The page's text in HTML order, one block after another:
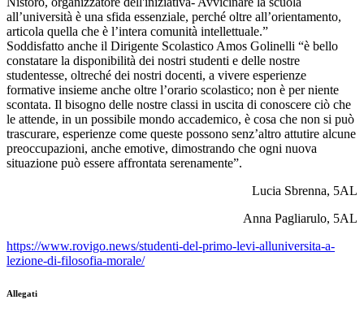
all’università è una sfida essenziale, perché oltre all’orientamento,
articola quella che è l’intera comunità intellettuale.”
Soddisfatto anche il Dirigente Scolastico Amos Golinelli “è bello
constatare la disponibilità dei nostri studenti e delle nostre
studentesse, oltreché dei nostri docenti, a vivere esperienze
formative insieme anche oltre l’orario scolastico; non è per niente
scontata. Il bisogno delle nostre classi in uscita di conoscere ciò che
le attende, in un possibile mondo accademico, è cosa che non si può
trascurare, esperienze come queste possono senz’altro attutire alcune
preoccupazioni, anche emotive, dimostrando che ogni nuova
situazione può essere affrontata serenamente”.
Lucia Sbrenna, 5AL
Anna Pagliarulo, 5AL
https://www.rovigo.news/studenti-del-primo-levi-alluniversita-a-
lezione-di-filosofia-morale/
Allegati